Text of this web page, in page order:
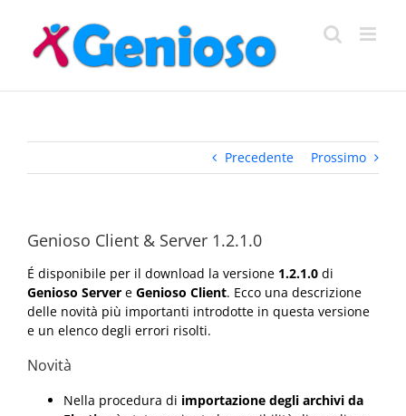
contenuto
Precedente Prossimo
Genioso Client & Server 1.2.1.0
É disponibile per il download la versione 1.2.1.0 di
Genioso Server e Genioso Client. Ecco una descrizione
delle novità più importanti introdotte in questa versione
e un elenco degli errori risolti.
Novità
Nella procedura di importazione degli archivi da